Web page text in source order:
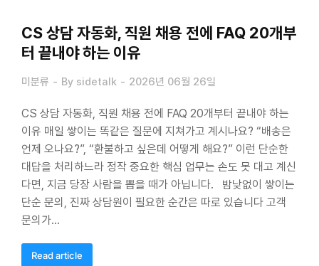
CS 상담 자동화, 직원 채용 전에 FAQ 20개부
터 끝내야 하는 이유
미분류 By sidetalk 2026년 06월 26일
CS 상담 자동화, 직원 채용 전에 FAQ 20개부터 끝내야 하는
이유 매일 쌓이는 똑같은 질문에 지쳐가고 계시나요? “배송은
언제 오나요?”, “환불하고 싶은데 어떻게 해요?” 이런 단순한
대답을 처리하느라 정작 중요한 핵심 업무는 손도 못 대고 계신
다면, 지금 당장 사람을 뽑을 때가 아닙니다. 밤낮없이 쌓이는
단순 문의, 진짜 상담원이 필요한 순간은 따로 있습니다 고객
문의가…
Read article